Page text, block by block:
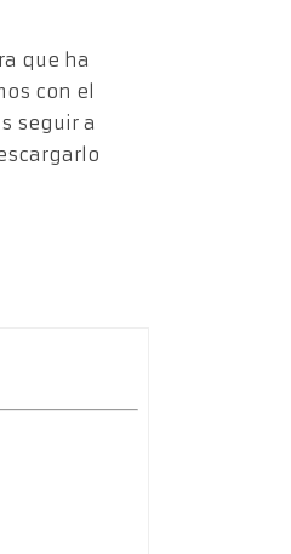
que ha
con el
seguir a